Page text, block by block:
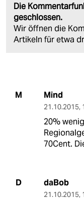
Die
geschlossen.
Wir öffnen die
Artikeln für etwa
M Mind
21.10.2015,
20%
70Cent.
D daBob
21.10.2015,